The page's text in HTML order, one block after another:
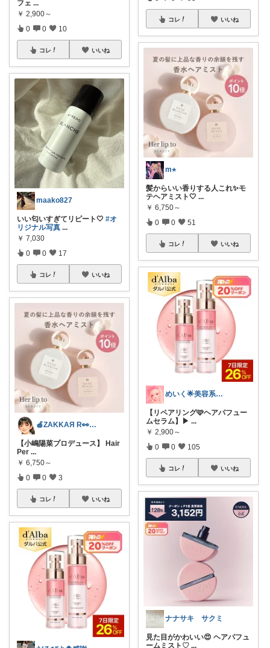
フェ ...
￥ 2,900～
0 0 10
コレ いいね
maako827
いい匂いすぎてリピート🤍 #オ
リジナル写真 ...
￥ 7,030
0 0 17
コレ いいね
🍎ZAKKAЯ R👀M 経由購入感謝
【小嶋陽菜プロデュース】 Hair
Per ...
￥ 6,750～
0 0 3
コレ いいね
コレ いいね
m⭐︎
髪からいい香りする人これ✨モ
テヘアミスト🤍 ...
￥ 6,750～
0 0 51
コレ いいね
めいく🌟美容系コスパ神アイテム大好き
【リペアリング🩷ヘアパフュー
ムセラム】▶︎ ...
￥ 2,900～
0 0 105
コレ いいね
ナナサキ サクミ
見た目がかわいい😍 ヘアパフュ
ームミスト♡ ...